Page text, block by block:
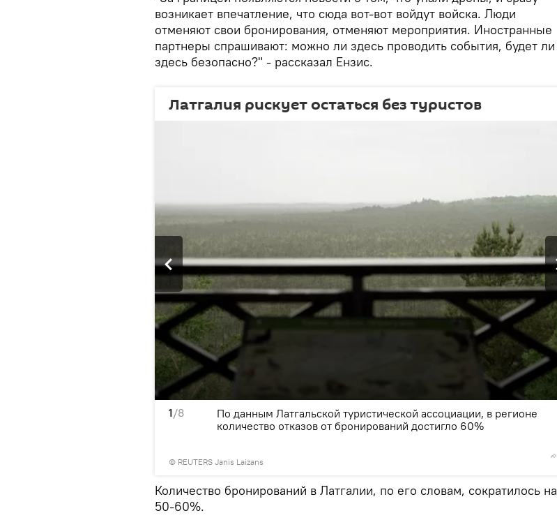
возникает впечатление, что сюда вот-вот войдут войска. Люди
отменяют свои бронирования, отменяют мероприятия. Иностранные
партнеры спрашивают: можно ли здесь проводить события, будет ли
здесь безопасно?" - рассказал Ензис.
Латгалия рискует остаться без туристов
1/8
© REUTERS Janis Laizans
По данным Латгальской туристической ассоциации, в регионе
количество отказов от бронирований достигло 60%
Количество бронирований в Латгалии, по его словам, сократилось на
50-60%.